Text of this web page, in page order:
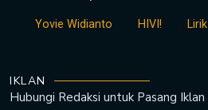
Yovie Widianto HIVI! Lirik
IKLAN
Hubungi Redaksi untuk Pasang Iklan